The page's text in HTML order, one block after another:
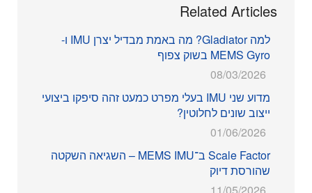
Related Articles
למה Gladiator? מה באמת מבדיל יצרן IMU ו-
MEMS Gyro בשוק צפוף
08/03/2026
מדוע שני IMU בעלי מפרט כמעט זהה סיפקו ביצועי
ייצוב שונים לחלוטין?
01/06/2026
Scale Factor ב־MEMS IMU – השגיאה השקטה
שהורסת דיוק